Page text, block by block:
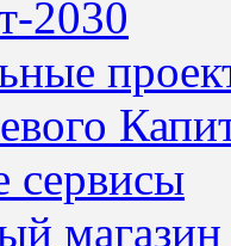
2030
магазин